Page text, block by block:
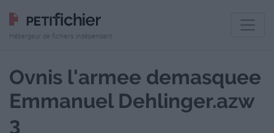
Hébergeur de fichiers indépendant
Ovnis l'armee demasquee
Emmanuel Dehlinger.azw
3